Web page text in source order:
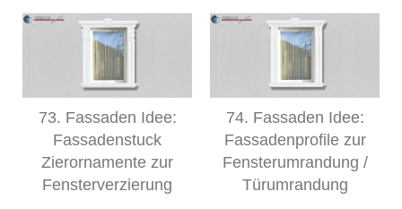
73. Fassaden Idee:
Fassadenstuck
Zierornamente zur
Fensterverzierung
74. Fassaden Idee:
Fassadenprofile zur
Fensterumrandung /
Türumrandung